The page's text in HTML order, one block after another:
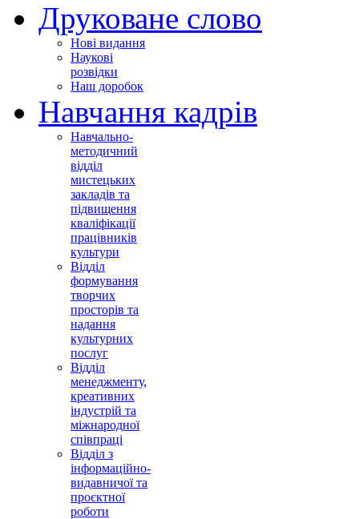
Друковане слово
Нові видання
Наукові
розвідки
Наш доробок
Навчання кадрів
Навчально-
методичний
відділ
мистецьких
закладів та
підвищення
кваліфікації
працівників
культури
Відділ
формування
творчих
просторів та
надання
культурних
послуг
Відділ
менеджменту,
креативних
індустрій та
міжнародної
співпраці
Відділ з
інформаційно-
видавничої та
проєктної
роботи